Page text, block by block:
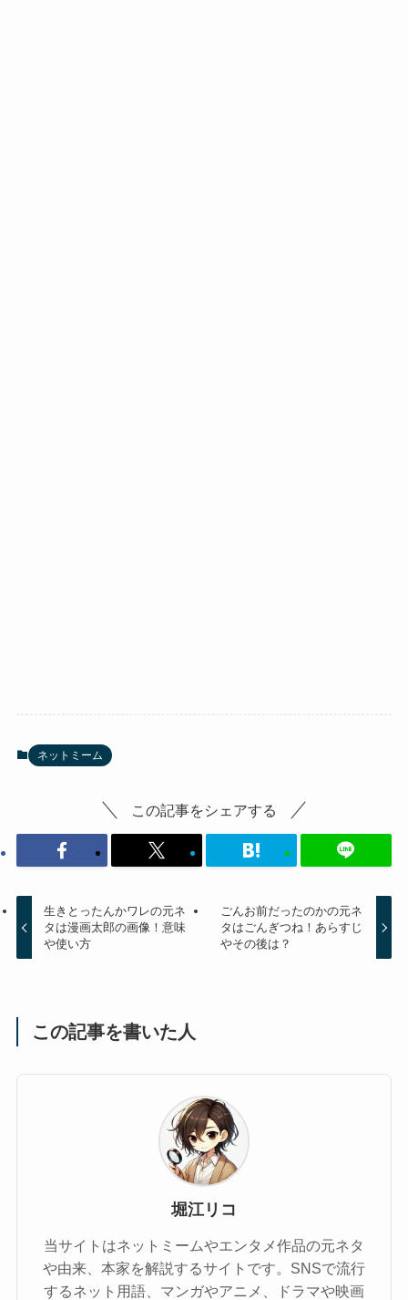
ネットミーム
この記事をシェアする
生きとったんかワレの元ネ
タは漫画太郎の画像！意味
や使い方
ごんお前だったのかの元ネ
タはごんぎつね！あらすじ
やその後は？
この記事を書いた人
堀江リコ
当サイトはネットミームやエンタメ作品の元ネタ
や由来、本家を解説するサイトです。SNSで流行
するネット用語、マンガやアニメ、ドラマや映画